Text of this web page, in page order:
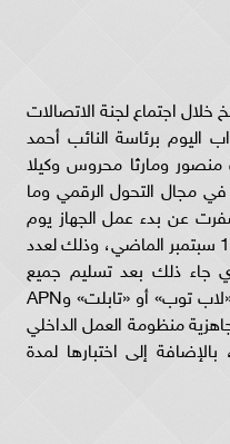
اجتماع لجنة الاتصالات
اليوم برئاسة النائب أحمد
ومارثا محروس وكيلا
مجال التحول الرقمي وما
عن بدء عمل الجهاز يوم
واحد من المنزل اسبوعيا، بدءا من 12 سبتمبر الماضي، وذلك لعدد
جاء ذلك بعد تسليم جميع
الموظفين في هذه الإدارات أجهزة «لاب توب» أو «تابلت» وAPN
منظومة العمل الداخلي
بالإضافة إلى اختبارها لمدة